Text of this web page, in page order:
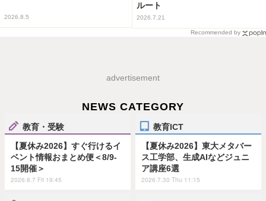
2026.8.5
ルート
2026.7.21
Recommended by
advertisement
NEWS CATEGORY
教育・受験
【夏休み2026】すぐ行けるイ
ベント情報おまとめ便＜8/9-
15開催＞
2026.8.7 Fri 19:45
教育ICT
【夏休み2026】東大メタバー
ス工学部、生成AIなどジュニ
ア講座6選
2026.7.30 Thu 11:15